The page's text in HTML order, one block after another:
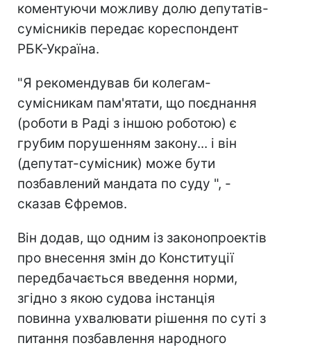
коментуючи можливу долю депутатів-
сумісників передає кореспондент
РБК-Україна.
"Я рекомендував би колегам-
сумісникам пам'ятати, що поєднання
(роботи в Раді з іншою роботою) є
грубим порушенням закону... і він
(депутат-сумісник) може бути
позбавлений мандата по суду ", -
сказав Єфремов.
Він додав, що одним із законопроектів
про внесення змін до Конституції
передбачається введення норми,
згідно з якою судова інстанція
повинна ухвалювати рішення по суті з
питання позбавлення народного